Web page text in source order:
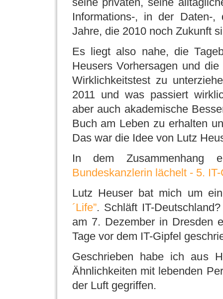
Informations-, in der Daten-
Jahre, die 2010 noch Zukunft
Es liegt also nahe, die
Heusers Vorhersagen und
Wirklichkeitstest zu
2011 und was passiert
aber auch akademische
Buch am Leben zu erhalten
Das war die Idee von Lutz
In dem Zusammenhang
Bundeskanzlerin lächelt - 5.
Lutz Heuser bat mich um
´Life”. Schläft IT-
am 7. Dezember in Dresden
Tage vor dem IT-Gipfel
Geschrieben habe ich aus
Ähnlichkeiten mit lebenden
der Luft gegriffen.